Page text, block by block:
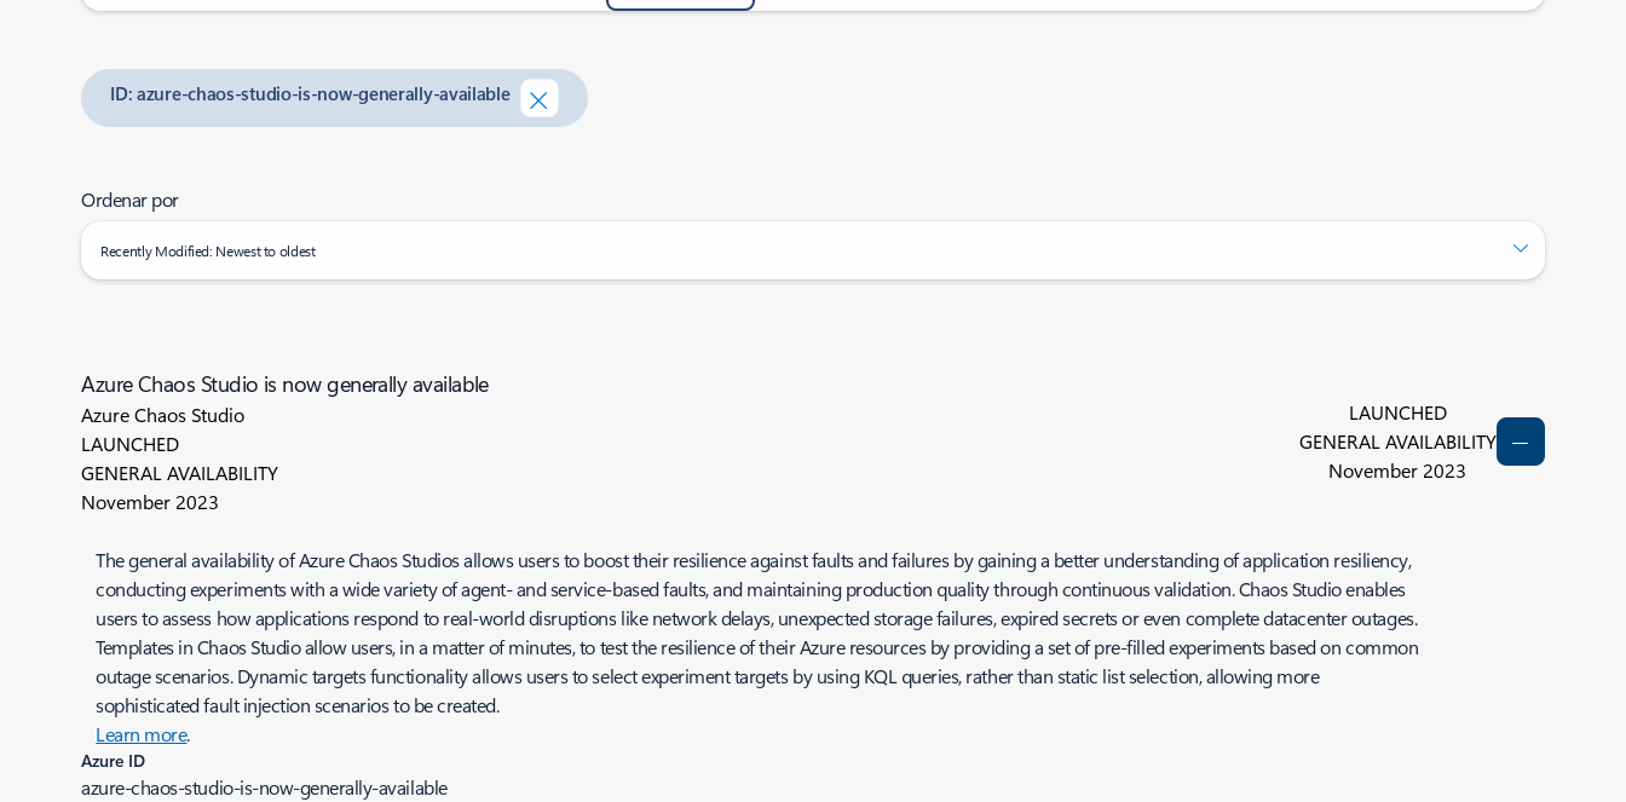
ID: azure-chaos-studio-is-now-generally-available
Ordenar por
Recently Modified: Newest to oldest
Azure Chaos Studio is now generally available
Azure Chaos Studio
LAUNCHED
GENERAL AVAILABILITY
November 2023
LAUNCHED
GENERAL AVAILABILITY
November 2023
The general availability of Azure Chaos Studios allows users to boost their resilience against faults and failures by gaining a better understanding of application resiliency,
conducting experiments with a wide variety of agent- and service-based faults, and maintaining production quality through continuous validation. Chaos Studio enables
users to assess how applications respond to real-world disruptions like network delays, unexpected storage failures, expired secrets or even complete datacenter outages.
Templates in Chaos Studio allow users, in a matter of minutes, to test the resilience of their Azure resources by providing a set of pre-filled experiments based on common
outage scenarios. Dynamic targets functionality allows users to select experiment targets by using KQL queries, rather than static list selection, allowing more
sophisticated fault injection scenarios to be created.
Learn more.
Azure ID
azure-chaos-studio-is-now-generally-available